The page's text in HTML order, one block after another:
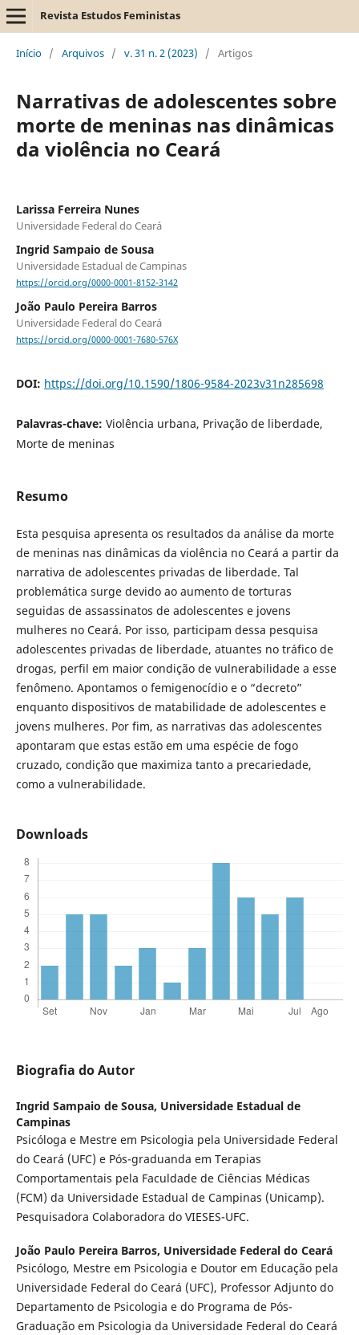
Revista Estudos Feministas
Início / Arquivos / v. 31 n. 2 (2023) / Artigos
Narrativas de adolescentes sobre
morte de meninas nas dinâmicas
da violência no Ceará
Larissa Ferreira Nunes
Universidade Federal do Ceará
Ingrid Sampaio de Sousa
Universidade Estadual de Campinas
https://orcid.org/0000-0001-8152-3142
João Paulo Pereira Barros
Universidade Federal do Ceará
https://orcid.org/0000-0001-7680-576X
DOI: https://doi.org/10.1590/1806-9584-2023v31n285698
Palavras-chave: Violência urbana, Privação de liberdade,
Morte de meninas
Resumo
Esta pesquisa apresenta os resultados da análise da morte
de meninas nas dinâmicas da violência no Ceará a partir da
narrativa de adolescentes privadas de liberdade. Tal
problemática surge devido ao aumento de torturas
seguidas de assassinatos de adolescentes e jovens
mulheres no Ceará. Por isso, participam dessa pesquisa
adolescentes privadas de liberdade, atuantes no tráfico de
drogas, perfil em maior condição de vulnerabilidade a esse
fenômeno. Apontamos o femigenocídio e o “decreto”
enquanto dispositivos de matabilidade de adolescentes e
jovens mulheres. Por fim, as narrativas das adolescentes
apontaram que estas estão em uma espécie de fogo
cruzado, condição que maximiza tanto a precariedade,
como a vulnerabilidade.
Downloads
Biografia do Autor
Ingrid Sampaio de Sousa, Universidade Estadual de
Campinas
Psicóloga e Mestre em Psicologia pela Universidade Federal
do Ceará (UFC) e Pós-graduanda em Terapias
Comportamentais pela Faculdade de Ciências Médicas
(FCM) da Universidade Estadual de Campinas (Unicamp).
Pesquisadora Colaboradora do VIESES-UFC.
João Paulo Pereira Barros, Universidade Federal do Ceará
Psicólogo, Mestre em Psicologia e Doutor em Educação pela
Universidade Federal do Ceará (UFC), Professor Adjunto do
Departamento de Psicologia e do Programa de Pós-
Graduação em Psicologia da Universidade Federal do Ceará